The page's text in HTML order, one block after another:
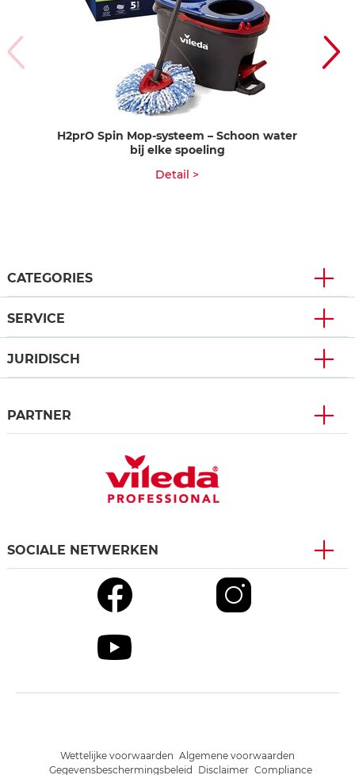
H2prO Spin Mop-systeem – Schoon water
bij elke spoeling
Detail >
CATEGORIES
SERVICE
JURIDISCH
PARTNER
SOCIALE NETWERKEN
Wettelijke voorwaarden Algemene voorwaarden
Gegevensbeschermingsbeleid
Disclaimer Compliance